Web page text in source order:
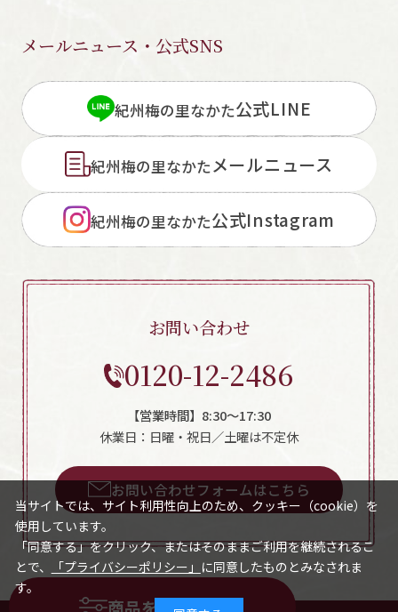
メールニュース・公式SNS
紀州梅の里なかた公式LINE
紀州梅の里なかた メールニュース
紀州梅の里なかた公式Instagram
お問い合わせ
0120-12-2486
【営業時間】8:30～17:30
休業日：日曜・祝日／土曜は不定休
お問い合わせフォームはこちら
当サイトでは、サイト利用性向上のため、クッキー（cookie）を
使用しています。
「同意する」をクリック、またはそのままご利用を継続されるこ
とで、
「プライバシーポリシー」 に同意したものとみなされま
す。